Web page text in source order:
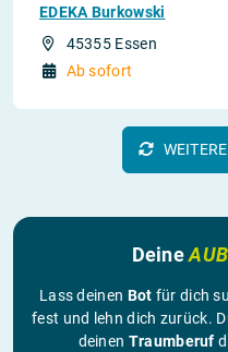
EDEKA Burkowski
45355 Essen
Ab sofort
Deine
Lass deinen Bot für dich
fest und lehn dich zurück.
deinen Traumberuf